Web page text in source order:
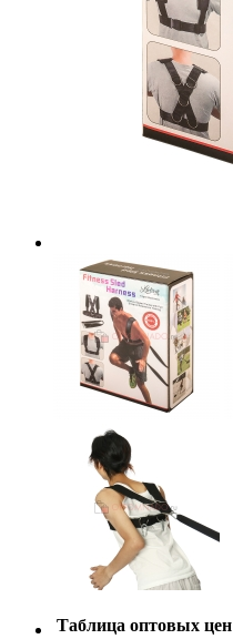
Таблица оптовых цен